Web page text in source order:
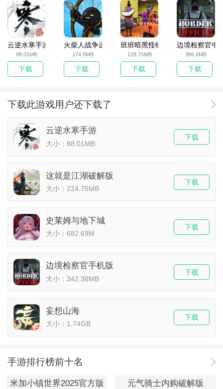
云逆水寒手游
88.01MB
下载
火柴人战争遗产无敌版
174.5MB
下载
班班暗黑怪物生存挑战5
128.75MB
下载
边境检察官中
386.6MB
下载
下载此游戏用户还下载了
云逆水寒手游
大小：88.01MB
下载
这就是江湖破解版
大小：224.75MB
下载
史莱姆与地下城
大小：682.69M
下载
边境检察官手机版
大小：342.38MB
下载
妄想山海
大小：1.74GB
下载
手游排行榜前十名
米加小镇世界2025官方版 元气骑士内购破解版